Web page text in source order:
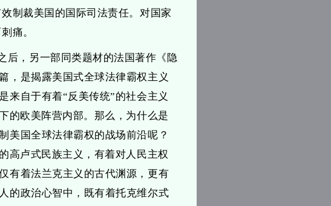
制裁美国的国际司法责任。对国家
痛。
后，另一部同类题材的法国著作《隐
，是揭露美国式全球法律霸权主义
来自于有着“反美传统”的社会主义
的欧美阵营内部。那么，为什么是
美国全球法律霸权的战场前沿呢？
高卢式民族主义，有着对人民主权
有着法兰克主义的古代渊源，更有
的政治心智中，既有着托克维尔式